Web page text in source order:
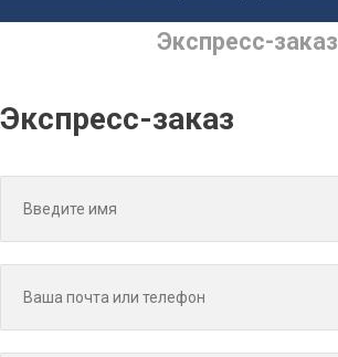
Экспресс-заказ
Экспресс-заказ